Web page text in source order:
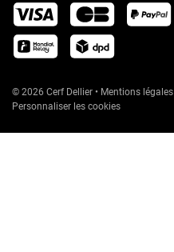
© 2026 Cerf Dellier • Mentions légales
Personnaliser les cookies